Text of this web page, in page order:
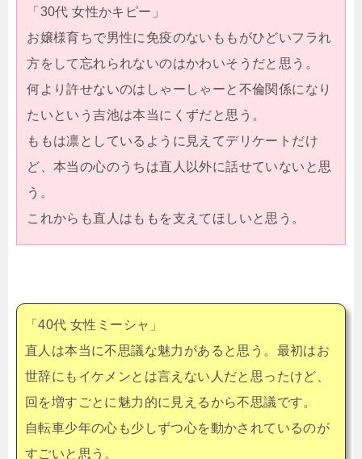
「30代 女性かキピー」
お嬢様育ちで男性に免疫のないももがひどいフラれ
方をして忘れられないのはかわいそうだと思う。
何より許せないのはしゃーしゃーと不倫関係になり
たいという吉池は本当にくずだと思う。
ももは凛としているように見えてデリケートだけ
ど、本当の心のうちは直人以外に話せていないと思
う。
これからも直人はももを支えてほしいと思う。
「40代 女性ミーシャ」
直人は本当に不思議な魅力があると思う。最初はお
世辞にもイケメンとは言えない人だと思ったけど、
回を増すごとに魅力的に見えるから不思議です。
自転車少年の心も少しずつ心を動かされているのが
すごいと思う。